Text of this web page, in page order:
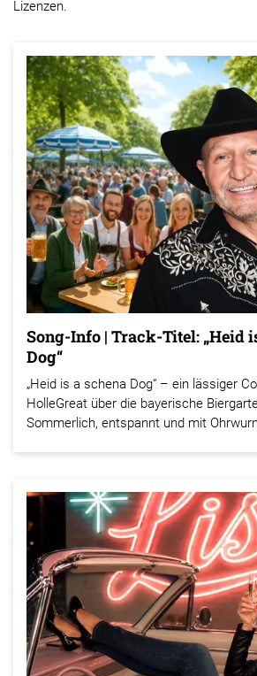
Lizenzen.
Song-Info | Track-Titel: „Heid
Dog“
„Heid is a schena Dog“ – ein lässiger
HolleGreat über die bayerische
Sommerlich, entspannt und mit